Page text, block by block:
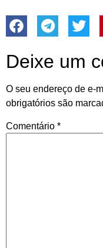
Deixe um
O seu endereço de e-
obrigatórios são
Comentário *